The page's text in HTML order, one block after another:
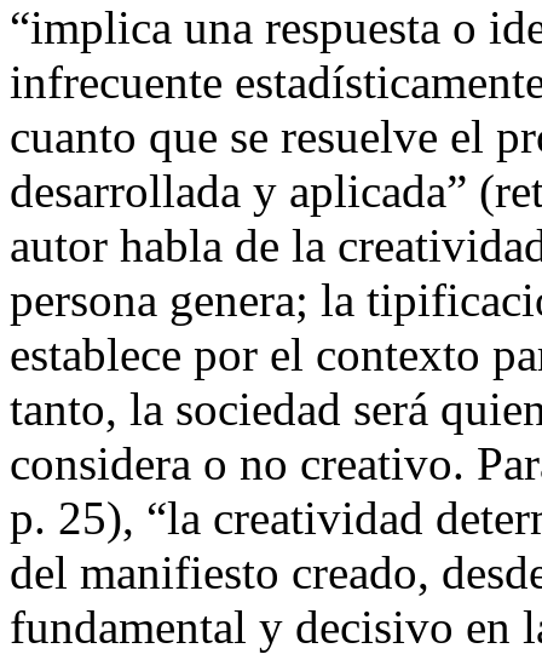
“implica una respuesta o
infrecuente
cuanto que se resuelve el
desarrollada y aplicada”
autor habla de la
persona genera; la
establece por el contexto
tanto, la sociedad será
considera o no creativo.
p. 25), “la creatividad
del manifiesto creado,
fundamental y decisivo en